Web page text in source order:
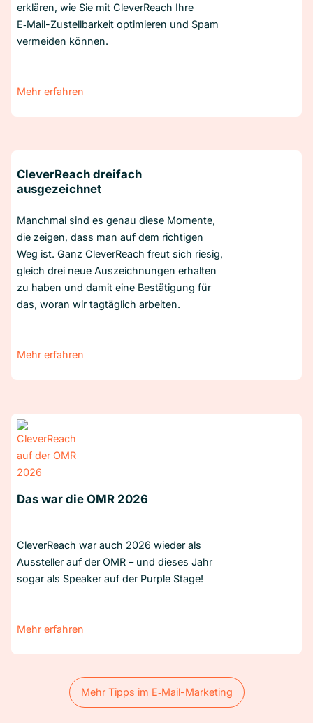
erklären, wie Sie mit CleverReach Ihre
E‑Mail-Zustellbarkeit optimieren und Spam
vermeiden können.
Mehr erfahren
CleverReach dreifach
ausgezeichnet
Manchmal sind es genau diese Momente,
die zeigen, dass man auf dem richtigen
Weg ist. Ganz CleverReach freut sich riesig,
gleich drei neue Auszeichnungen erhalten
zu haben und damit eine Bestätigung für
das, woran wir tagtäglich arbeiten.
Mehr erfahren
Das war die OMR 2026
CleverReach war auch 2026 wieder als
Aussteller auf der OMR – und dieses Jahr
sogar als Speaker auf der Purple Stage!
Mehr erfahren
Mehr Tipps im E‑Mail-Marketing
Mehr Tipps im E‑Mail-Marketing